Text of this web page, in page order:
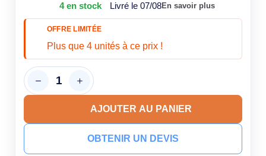
4 en stock Livré le 07/08En savoir plus
OFFRE LIMITÉE
Plus que 4 unités à ce prix !
AJOUTER AU PANIER
OBTENIR UN DEVIS